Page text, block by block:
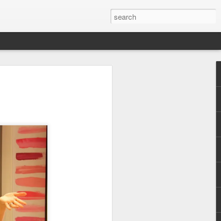
için ise tüm
kirliliği eklenince
faydalı? gibi
Ben sizlere gerek
paylaşımlarımdan
fayda gördüğüm
ilk adımı derinlemesine
emanet ettiğim uzman
cilde ihtiyacı
tedavi edemediği cilt